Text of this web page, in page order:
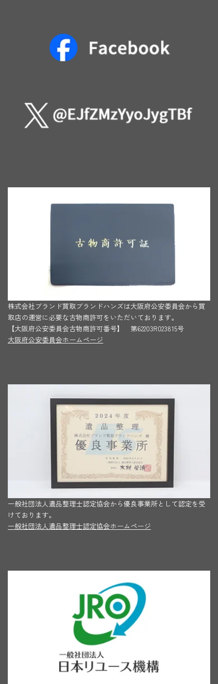
株式会社ブランド買取ブランドハンズは大阪府公安委員会から買
取店の運営に必要な古物商許可をいただいております。
【大阪府公安委員会古物商許可番号】 第62203R023815号
大阪府公安委員会ホームページ
一般社団法人遺品整理士認定協会から優良事業所として認定を受
けております。
一般社団法人遺品整理士認定協会ホームページ